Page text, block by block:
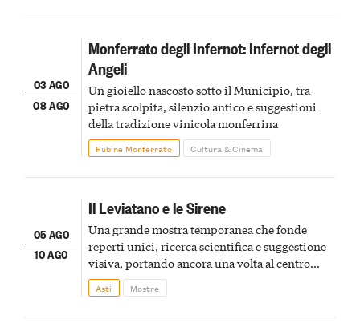
03 AGO
08 AGO
Monferrato degli Infernot: Infernot degli
Angeli
Un gioiello nascosto sotto il Municipio, tra
pietra scolpita, silenzio antico e suggestioni
della tradizione vinicola monferrina
Fubine Monferrato Cultura & Cinema
05 AGO
10 AGO
Il Leviatano e le Sirene
Una grande mostra temporanea che fonde
reperti unici, ricerca scientifica e suggestione
visiva, portando ancora una volta al centro
della scena le meraviglie del passato astigiano
Asti Mostre